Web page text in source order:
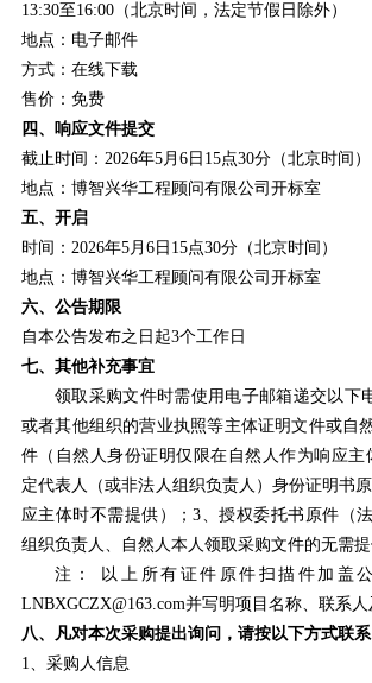
13:30至16:00（北京时间，法定节假日除外）
地点：电子邮件
方式：在线下载
售价：免费
四、响应文件提交
截止时间 ：2026年5月 6日 15点30分（北京时间）
地点： 博智兴华工程顾问有限公司 开标室
五、开启
时间 ：2026年5月 6日 15点30分（北京时间）
地点： 博智兴华工程顾问有限公司 开标室
六、公告期限
自本公告发布之日起3个工作日
七、其他补充事宜
领取采购文件时需使用电子邮箱递交以下
或者其他组织的营业执照等主体证明文件或自
件（自然人身份证明仅限在自然人作为响应主
定代表人（或非法人组织负责人）身份证明书
应主体时不需提供）；3、授权委托书原件（
组织负责人、自然人本人领取采购文件的无需
注： 以上所有证件原件扫描件加盖
LNBXGCZX@163.com并写明项目名称、联系人
八、凡对本次采购提出询问，请按以下方式联系
1、采购人信息